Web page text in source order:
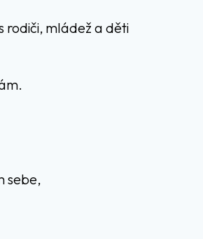
rodiči, mládež a děti
sebe,